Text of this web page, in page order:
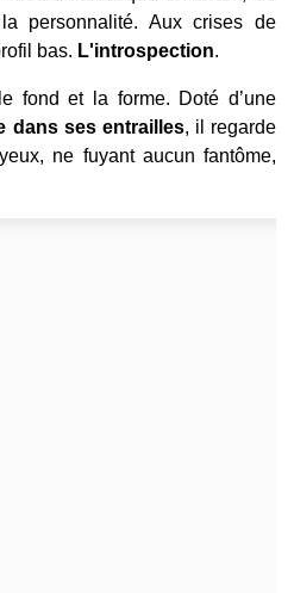
personnalité. Aux crises de
bas. L'introspection.
fond et la forme. Doté d’une
dans ses entrailles, il regarde
ne fuyant aucun fantôme,